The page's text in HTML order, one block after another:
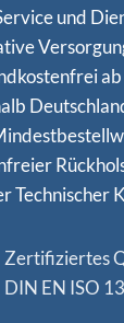
und
Technischer
Zertifiziertes
DIN EN ISO